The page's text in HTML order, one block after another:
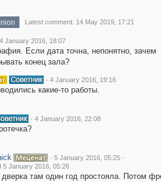
Latest comment: 14 May 2019, 17:21
4 January 2016, 18:07
Если дата точна, непонятно, зачем
конец зала?
· 4 January 2016, 19:16
какие-то работы.
· 4 January 2016, 22:08
· 5 January 2016, 05:25 ·
5 January 2016, 05:26
там один год простояла. Потом